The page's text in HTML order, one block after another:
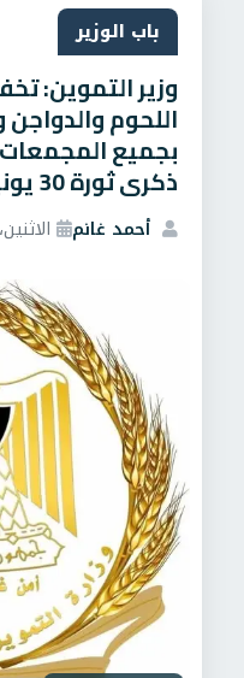
باب الوزير
اللحوم
بجميع
ذكرى ثورة 30 يونيو
أحمد غانم الاثنين، 30 يونيو 2025 9:03 م